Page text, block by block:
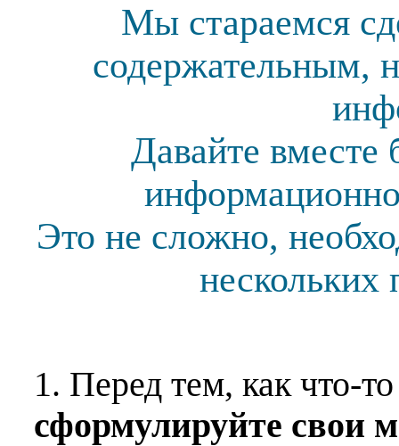
Мы стараемся
содержательным,
Давайте вместе
Это не сложно,
нескольких
1. Перед тем, как что-
сформулируйте свои